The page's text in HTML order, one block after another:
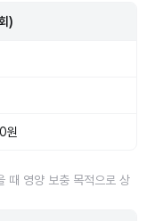
)
원
때 영양 보충 목적으로 상